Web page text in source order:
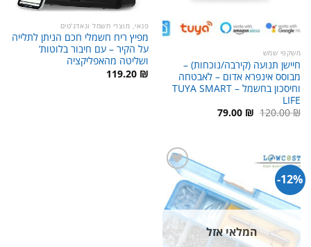
משקפי שמש
חיישן תנועה (קירבה/נוכחות) –
מבוסס אינפרא אדום – לאבטחה
וחיסכון בחשמל – TUYA SMART
LIFE
120.00₪ המחיר79.00 ₪ המחיר
פנאי, מוצרי חשמל וגאדג'טים
מפיץ ריח חשמלי חכם הניתן לתלייה
על הקיר – עם חיבור בלוטות’
ושליטה מהאפליקציה
119.20 ₪
12%-
המלאי אזל